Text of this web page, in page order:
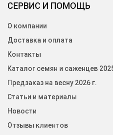
СЕРВИС И ПОМОЩЬ
О компании
Доставка и оплата
Контакты
Каталог семян и саженцев
Предзаказ на весну 2026 г.
Статьи и материалы
Новости
Отзывы клиентов